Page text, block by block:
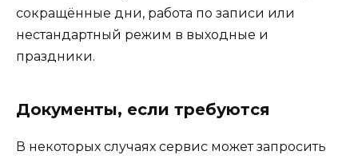
сокращённые дни, работа по записи или
нестандартный режим в выходные и
праздники.
Документы, если требуются
В некоторых случаях сервис может запросить